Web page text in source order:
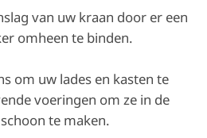
van uw kraan door er een
omheen te binden.
om uw lades en kasten te
voeringen om ze in de
te maken.